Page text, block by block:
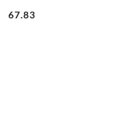
Cena:
67.83